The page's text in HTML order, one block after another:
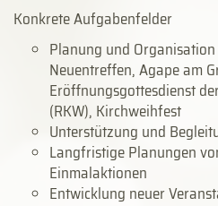
Konkrete Aufgabenfelder
Planung und
Neuentreffen, Agape am
Eröffnungsgottesdienst
(RKW), Kirchweihfest
Unterstützung und
Langfristige Planungen
Einmalaktionen
Entwicklung neuer